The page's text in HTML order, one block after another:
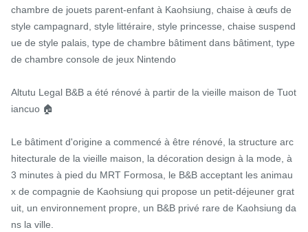
chambre de jouets parent-enfant à Kaohsiung, chaise à œufs de
style campagnard, style littéraire, style princesse, chaise suspend
ue de style palais, type de chambre bâtiment dans bâtiment, type
de chambre console de jeux Nintendo
Altutu Legal B&B a été rénové à partir de la vieille maison de Tuot
iancuo 🏠
Le bâtiment d'origine a commencé à être rénové, la structure arc
hitecturale de la vieille maison, la décoration design à la mode, à
3 minutes à pied du MRT Formosa, le B&B acceptant les animau
x de compagnie de Kaohsiung qui propose un petit-déjeuner grat
uit, un environnement propre, un B&B privé rare de Kaohsiung da
ns la ville.